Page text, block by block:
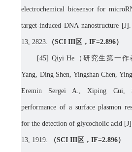
electrochemical biosensor for
target-induced DNA nanostructure [J].
13, 2823. （SCI III区， IF=2.896）
[45] Qiyi He （研究生第一作
Yang, Ding Shen, Yingshan Chen,
Eremin Sergei A., Xiping Cui,
performance of a surface plasmon
for the detection of glycocholic acid
13, 1919. （SCI III区， IF=2.896）